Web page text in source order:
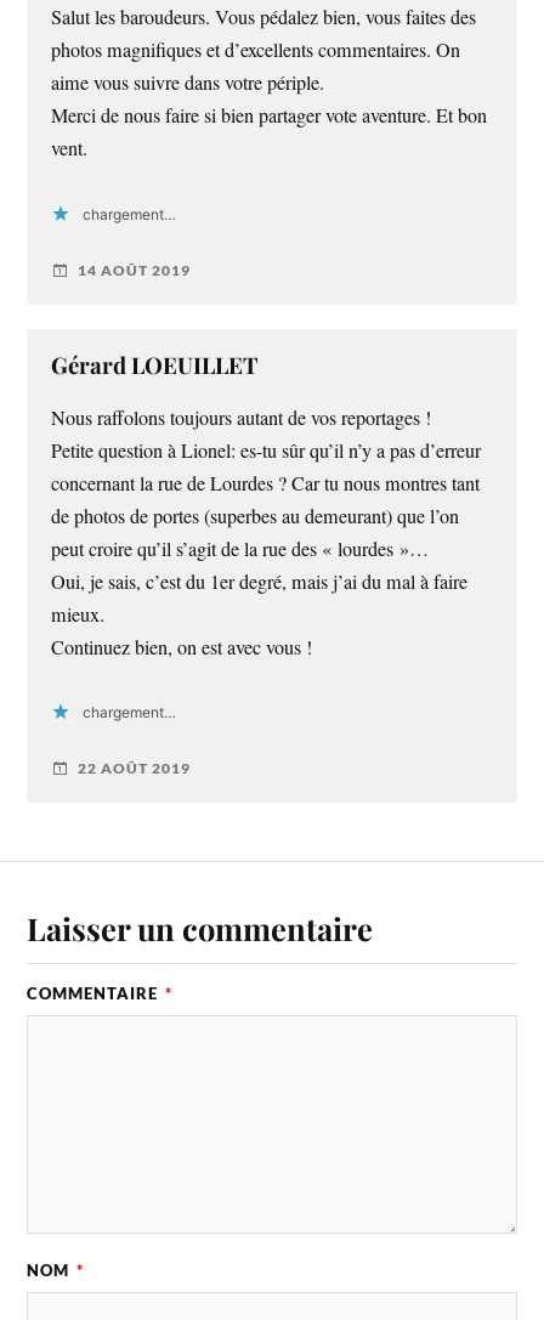
Salut les baroudeurs. Vous pédalez bien, vous faites des
photos magnifiques et d’excellents commentaires. On
aime vous suivre dans votre périple.
Merci de nous faire si bien partager vote aventure. Et bon
vent.
chargement…
14 AOÛT 2019
Gérard LOEUILLET
Nous raffolons toujours autant de vos reportages !
Petite question à Lionel: es-tu sûr qu’il n’y a pas d’erreur
concernant la rue de Lourdes ? Car tu nous montres tant
de photos de portes (superbes au demeurant) que l’on
peut croire qu’il s’agit de la rue des « lourdes »…
Oui, je sais, c’est du 1er degré, mais j’ai du mal à faire
mieux.
Continuez bien, on est avec vous !
chargement…
22 AOÛT 2019
Laisser un commentaire
COMMENTAIRE *
NOM *